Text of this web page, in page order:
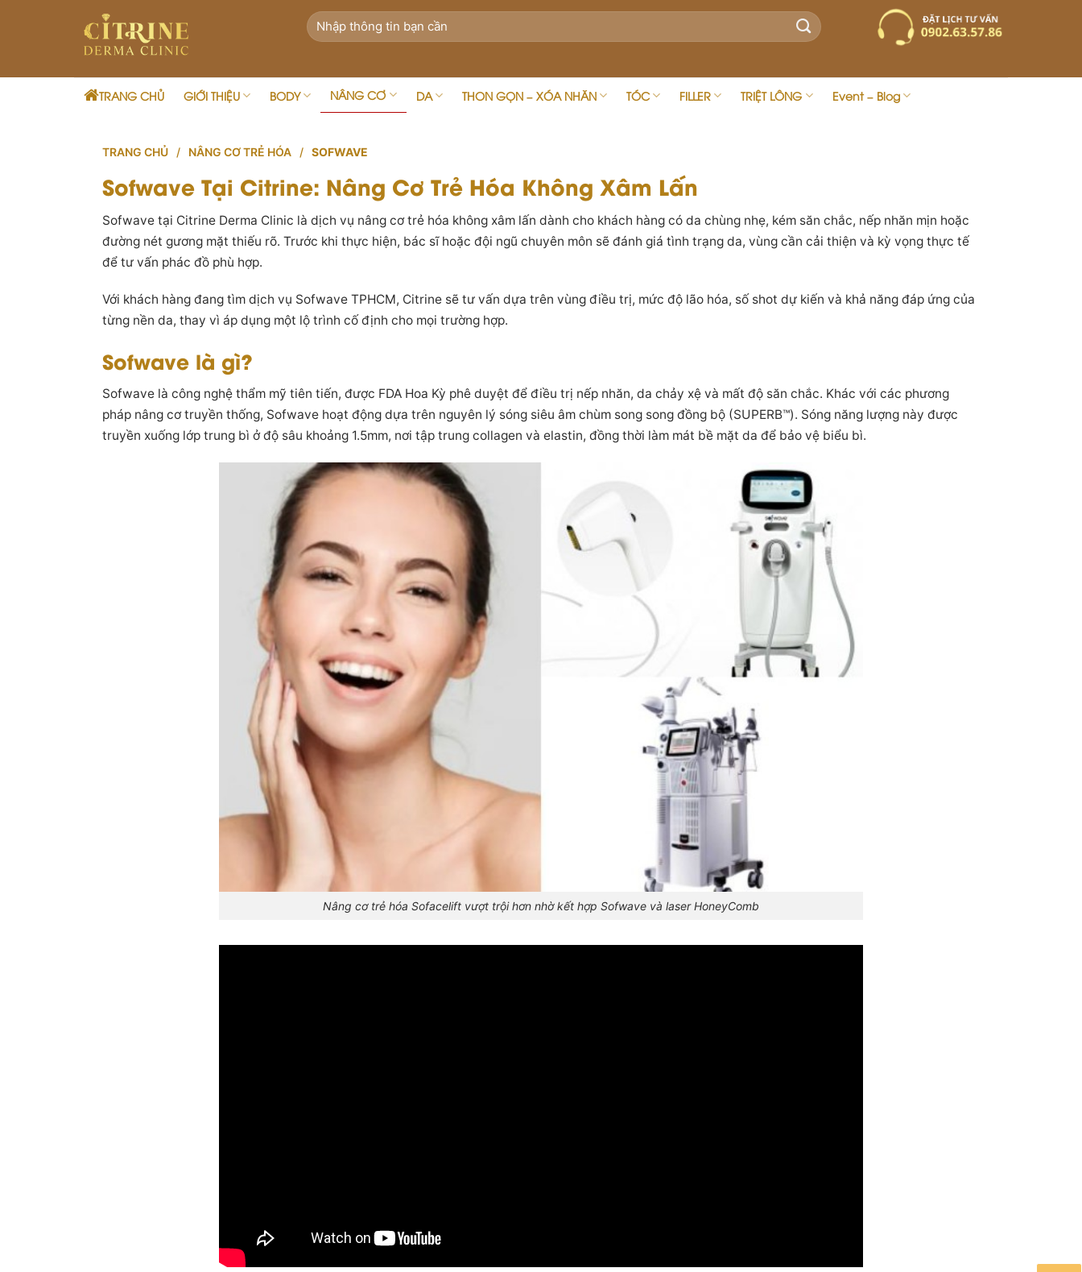
TRANG CHỦ GIỚI THIỆU BODY NÂNG CƠ DA THON GỌN – XÓA NHĂN TÓC FILLER TRIỆT LÔNG Event – Blog
TRANG CHỦ / NÂNG CƠ TRẺ HÓA / SOFWAVE
Sofwave Tại Citrine: Nâng Cơ Trẻ Hóa Không Xâm Lấn
Sofwave tại Citrine Derma Clinic là dịch vụ nâng cơ trẻ hóa không xâm lấn dành cho khách hàng có da chùng nhẹ, kém săn chắc, nếp nhăn mịn hoặc
đường nét gương mặt thiếu rõ. Trước khi thực hiện, bác sĩ hoặc đội ngũ chuyên môn sẽ đánh giá tình trạng da, vùng cần cải thiện và kỳ vọng thực tế
để tư vấn phác đồ phù hợp.
Với khách hàng đang tìm dịch vụ Sofwave TPHCM, Citrine sẽ tư vấn dựa trên vùng điều trị, mức độ lão hóa, số shot dự kiến và khả năng đáp ứng của
từng nền da, thay vì áp dụng một lộ trình cố định cho mọi trường hợp.
Sofwave là gì?
Sofwave là công nghệ thẩm mỹ tiên tiến, được FDA Hoa Kỳ phê duyệt để điều trị nếp nhăn, da chảy xệ và mất độ săn chắc. Khác với các phương
pháp nâng cơ truyền thống, Sofwave hoạt động dựa trên nguyên lý sóng siêu âm chùm song song đồng bộ (SUPERB™). Sóng năng lượng này được
truyền xuống lớp trung bì ở độ sâu khoảng 1.5mm, nơi tập trung collagen và elastin, đồng thời làm mát bề mặt da để bảo vệ biểu bì.
Nâng cơ trẻ hóa Sofacelift vượt trội hơn nhờ kết hợp Sofwave và laser HoneyComb